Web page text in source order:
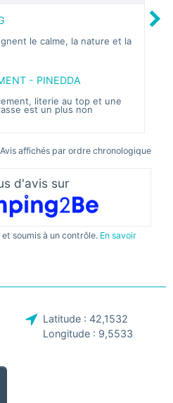
le calme, la nature et la
- PINEDDA
literie au top et une
est un plus non
Next
Avis affichés par ordre chronologique
d'avis sur
soumis à un contrôle. En savoir
Latitude : 42,1532
Longitude : 9,5533